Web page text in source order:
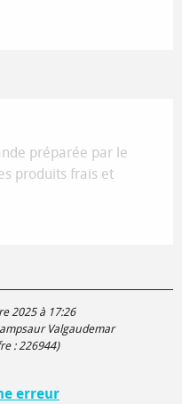
préparée par le
produits frais et
2025 à 17:26
Valgaudemar
:226944)
erreur